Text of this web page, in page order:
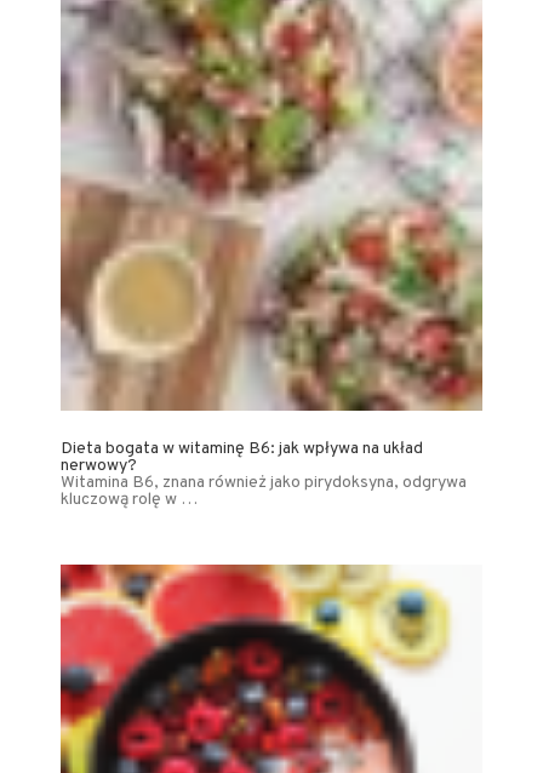
Dieta bogata w witaminę B6: jak wpływa na układ
nerwowy?
Witamina B6, znana również jako pirydoksyna, odgrywa
kluczową rolę w …